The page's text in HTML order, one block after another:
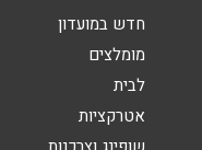
חדש במועדון
מומלצים
לבית
אטרקציות